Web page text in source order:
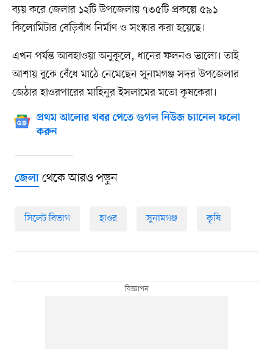
ব্যয় করে জেলার ১২টি উপজেলায় ৭৩৫টি প্রকল্পে ৫৯১
কিলোমিটার বেড়িবাঁধ নির্মাণ ও সংস্কার করা হয়েছে।
এখন পর্যন্ত আবহাওয়া অনুকূলে, ধানের ফলনও ভালো। তাই
আশায় বুকে বেঁধে মাঠে নেমেছেন সুনামগঞ্জ সদর উপজেলার
জেঠার হাওরপারের মাহিনুর ইসলামের মতো কৃষকেরা।
প্রথম আলোর খবর পেতে গুগল নিউজ চ্যানেল ফলো
করুন
জেলাথেকে আরও পড়ুন
সিলেট বিভাগ হাওর সুনামগঞ্জ কৃষি